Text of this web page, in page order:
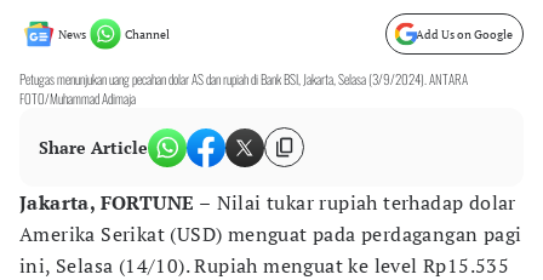
News Channel Add Us on Google
Petugas menunjukan uang pecahan dolar AS dan rupiah di Bank BSI, Jakarta, Selasa (3/9/2024). ANTARA
FOTO/Muhammad Adimaja
Share Article
Jakarta, FORTUNE – Nilai tukar rupiah terhadap dolar
Amerika Serikat (USD) menguat pada perdagangan pagi
ini, Selasa (14/10). Rupiah menguat ke level Rp15.535